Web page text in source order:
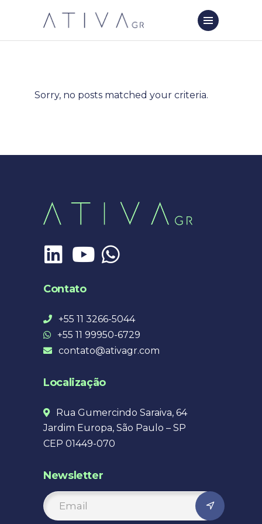
Sorry, no posts matched your criteria.
Contato
+55 11 3266-5044
+55 11 99950-6729
contato@ativagr.com
Localização
Rua Gumercindo Saraiva, 64
Jardim Europa, São Paulo – SP
CEP 01449-070
Newsletter